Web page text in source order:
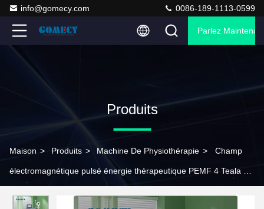
info@gomecy.com 0086-189-1113-0599
Parlez
Produits
Maison > Produits > Machine De Physiothérapie > Champ
électromagnétique pulsé énergie thérapeutique PEMF 4 Teala 40